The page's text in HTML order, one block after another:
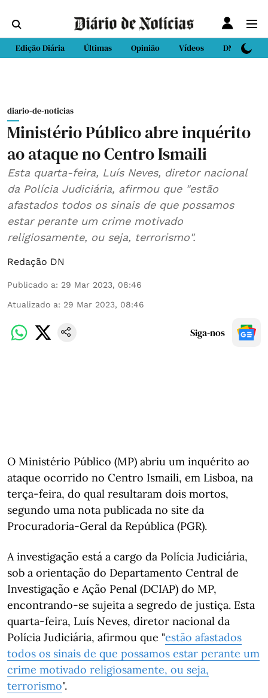
Edição Diária Últimas Opinião Vídeos DN Sport
diario-de-noticias
Ministério Público abre inquérito
ao ataque no Centro Ismaili
Esta quarta-feira, Luís Neves, diretor nacional
da Polícia Judiciária, afirmou que "estão
afastados todos os sinais de que possamos
estar perante um crime motivado
religiosamente, ou seja, terrorismo".
Redação DN
Publicado a: 29 Mar 2023, 08:46
Atualizado a: 29 Mar 2023, 08:46
Siga-nos
O Ministério Público (MP) abriu um inquérito ao
ataque ocorrido no Centro Ismaili, em Lisboa, na
terça-feira, do qual resultaram dois mortos,
segundo uma nota publicada no site da
Procuradoria-Geral da República (PGR).
A investigação está a cargo da Polícia Judiciária,
sob a orientação do Departamento Central de
Investigação e Ação Penal (DCIAP) do MP,
encontrando-se sujeita a segredo de justiça. Esta
quarta-feira, Luís Neves, diretor nacional da
Polícia Judiciária, afirmou que "estão afastados
todos os sinais de que possamos estar perante um
crime motivado religiosamente, ou seja,
terrorismo".